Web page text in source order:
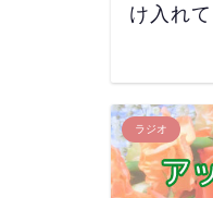
け入れ
ラジオ